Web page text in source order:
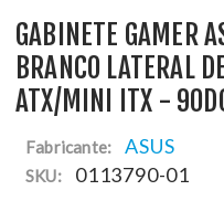
GABINETE GAMER
BRANCO LATERAL
ATX/MINI ITX -
Fabricante: ASUS
SKU: 0113790-01